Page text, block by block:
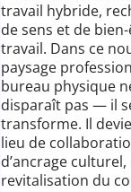
travail hybride,
de sens et de
travail. Dans ce
paysage
bureau physique
disparaît pas — il
transforme. Il
lieu de
d’ancrage
revitalisation du